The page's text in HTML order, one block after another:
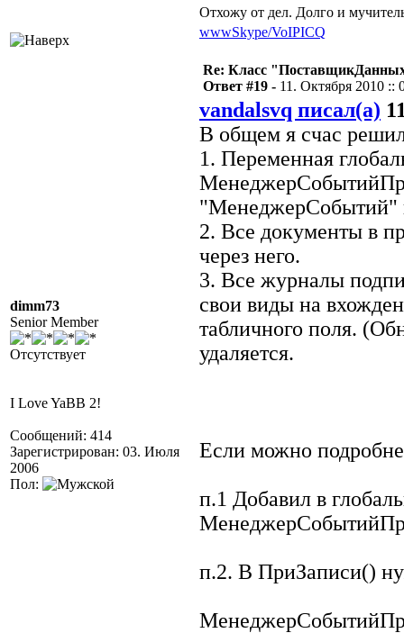
Отхожу от дел. Долго и
wwwSkype/VoIPICQ
dimm73
Senior Member
Отсутствует
I Love YaBB 2!
Сообщений: 414
Зарегистрирован: 03. Июля
2006
Пол:
Re: Класс
Ответ #19 - 11. Октября 2010 ::
vandalsvq писал(а)
В общем я счас
1. Переменная
"МенеджерСобытий"
2. Все документы в
через него.
3. Все журналы
свои виды на
табличного поля.
удаляется.
Если можно
п.1 Добавил в
п.2. В ПриЗаписи()